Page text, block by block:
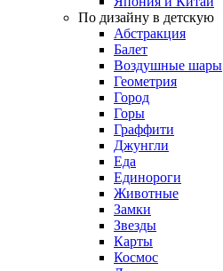
По дизайну в детскую
Абстракция
Балет
Воздушные шары
Геометрия
Город
Горы
Граффити
Джунгли
Еда
Единороги
Животные
Замки
Звезды
Карты
Космос